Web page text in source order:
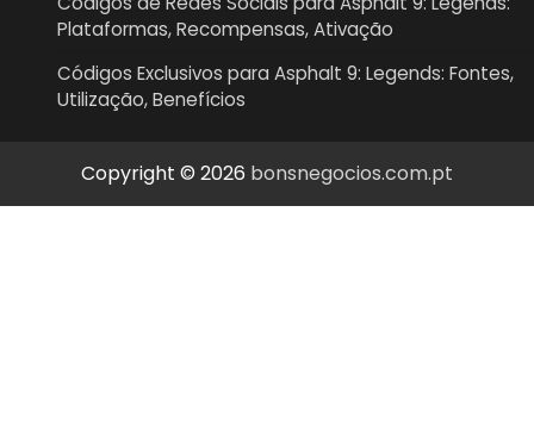
Plataformas, Recompensas, Ativação
Códigos Exclusivos para Asphalt 9: Legends: Fontes,
Utilização, Benefícios
Copyright © 2026 bonsnegocios.com.pt